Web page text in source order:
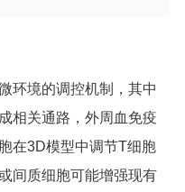
环境的调控机制，其中
相关通路，外周血免疫
在3D模型中调节T细胞
间质细胞可能增强现有